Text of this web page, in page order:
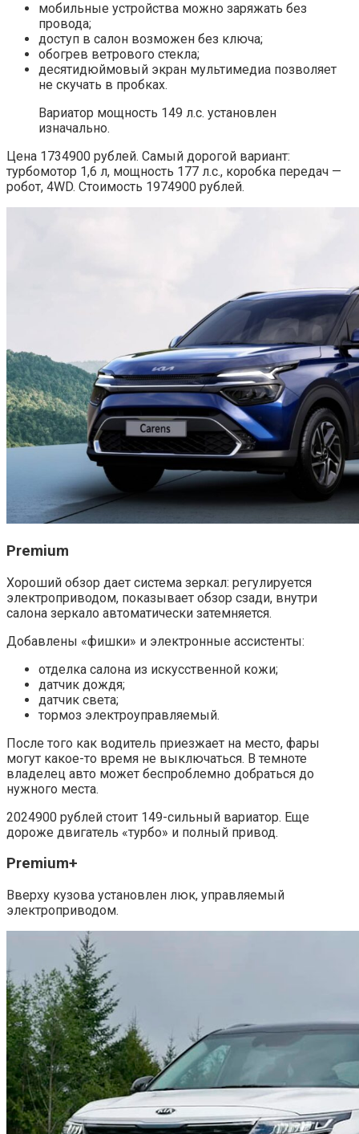
мобильные устройства можно заряжать без
провода;
доступ в салон возможен без ключа;
обогрев ветрового стекла;
десятидюймовый экран мультимедиа позволяет
не скучать в пробках.
Вариатор мощность 149 л.с. установлен
изначально.
Цена 1734900 рублей. Самый дорогой вариант:
турбомотор 1,6 л, мощность 177 л.с., коробка передач —
робот, 4WD. Стоимость 1974900 рублей.
Premium
Хороший обзор дает система зеркал: регулируется
электроприводом, показывает обзор сзади, внутри
салона зеркало автоматически затемняется.
Добавлены «фишки» и электронные ассистенты:
отделка салона из искусственной кожи;
датчик дождя;
датчик света;
тормоз электроуправляемый.
После того как водитель приезжает на место, фары
могут какое-то время не выключаться. В темноте
владелец авто может беспроблемно добраться до
нужного места.
2024900 рублей стоит 149-сильный вариатор. Еще
дороже двигатель «турбо» и полный привод.
Premium+
Вверху кузова установлен люк, управляемый
электроприводом.